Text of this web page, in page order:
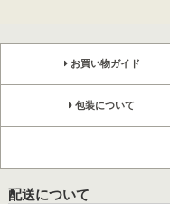
お買い物ガイド
包装について
配送について